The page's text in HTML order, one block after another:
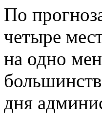
По
четыре
на одно
дня